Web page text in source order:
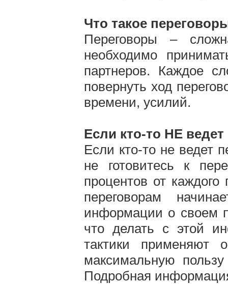
Что такое
Переговоры –
необходимо
партнеров. Каждое
повернуть ход
времени, усилий.
Если кто-то НЕ
Если кто-то не ведет
не готовитесь к
процентов от каждого
переговорам
информации о своем
что делать с этой
тактики применяют
максимальную
Подробная